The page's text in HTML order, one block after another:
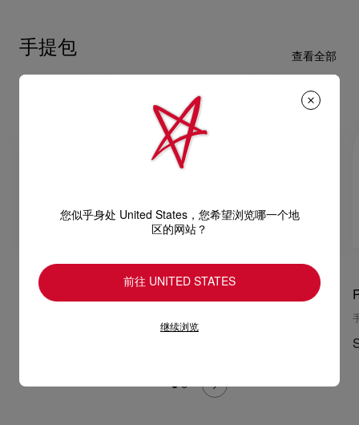
手提包 查看全部
Paloma medium
您似乎身处 United States，您希望浏览哪一个地
区的网站？
前往 UNITED STATES
继续浏览